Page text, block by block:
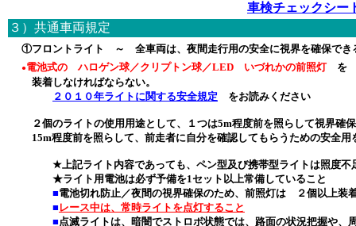
車検チェックシ
３）共通車両規定
①フロントライト ～ 全車両は、夜間走行用の安全に視界を確保でき
●電池式の ハロゲン球／クリプトン球／LED いづれかの前照灯
装着しなければならない。
２０１０年ライトに関する安全規定
をお読みください
２個のライトの使用用途として、１つは5m程度前を照らして視界確
15m程度前を照らして、前走者に自分を確認してもらうための安全用
★上記ライト内容であっても、ペン型及び携帯型ライトは照度不
★ライト用電池は必ず予備を1セット以上常備していること
■電池切れ防止／夜間の視界確保のため、前照灯は ２個以上装
■ レース中は、常時ライトを点灯すること
■点滅ライトは、暗闇でストロボ状態では、路面の状況把握や、